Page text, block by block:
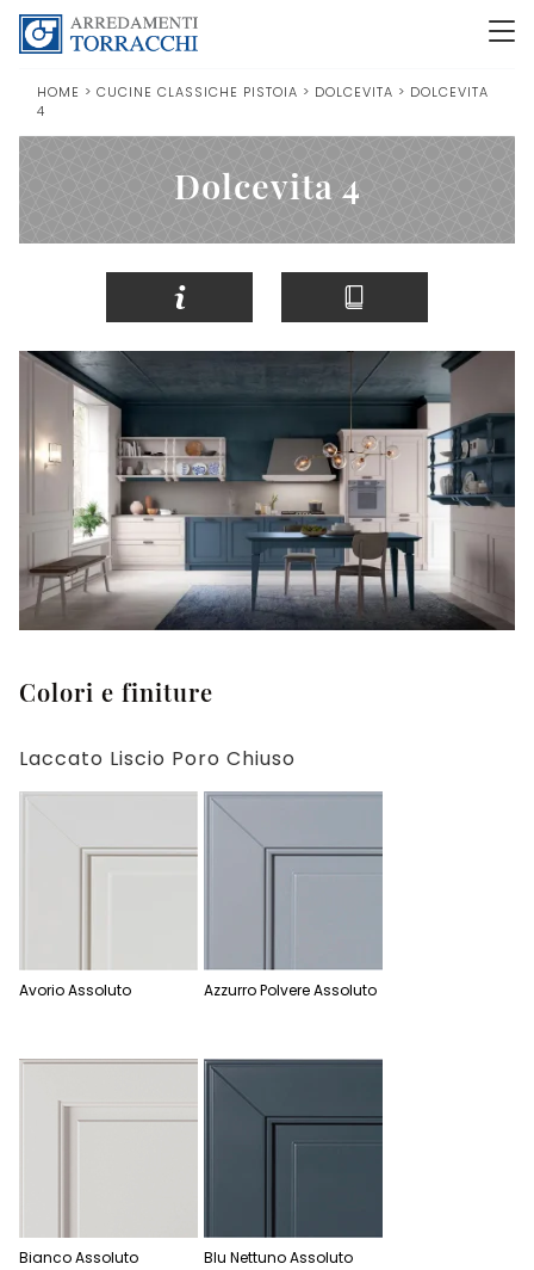
HOME > CUCINE CLASSICHE PISTOIA > DOLCEVITA > DOLCEVITA
4
Dolcevita 4
Colori e finiture
Laccato Liscio Poro Chiuso
Avorio Assoluto Azzurro Polvere Assoluto
Bianco Assoluto Blu Nettuno Assoluto